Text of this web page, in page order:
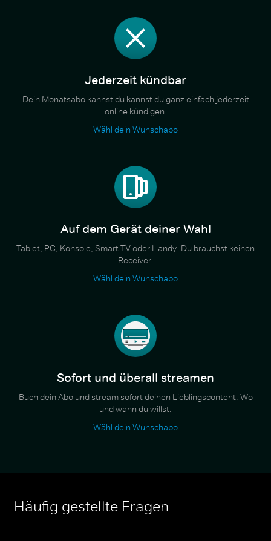
Jederzeit kündbar
Dein Monatsabo kannst du kannst du ganz einfach jederzeit
online kündigen.
Wähl dein Wunschabo
Auf dem Gerät deiner Wahl
Tablet, PC, Konsole, Smart TV oder Handy. Du brauchst keinen
Receiver.
Wähl dein Wunschabo
Sofort und überall streamen
Buch dein Abo und stream sofort deinen Lieblingscontent. Wo
und wann du willst.
Wähl dein Wunschabo
Häufig gestellte Fragen